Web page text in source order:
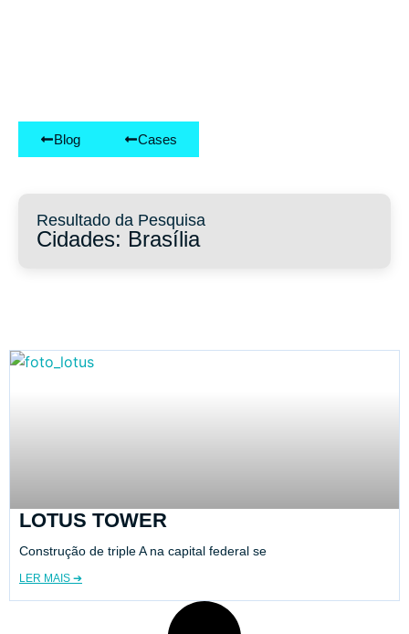
Blog Cases
Resultado da Pesquisa
Cidades: Brasília
LOTUS TOWER
Construção de triple A na capital federal se
LER MAIS ➔